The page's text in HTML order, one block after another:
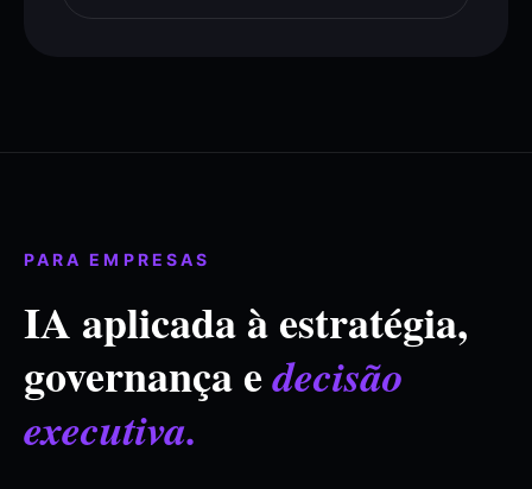
PARA EMPRESAS
IA aplicada à estratégia,
governança edecisão
executiva.